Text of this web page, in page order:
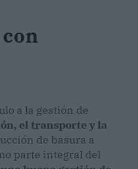
a la gestión de
el transporte y la
de basura a
parte integral del